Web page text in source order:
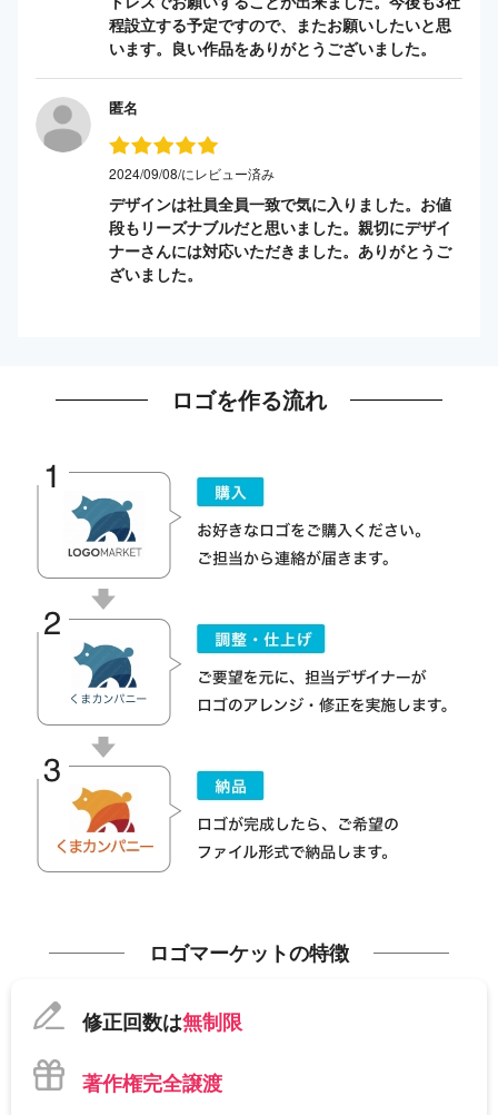
程設立する予定ですので、またお願いしたいと思
います。良い作品をありがとうございました。
匿名
2024/09/08/にレビュー済み
デザインは社員全員一致で気に入りました。お値
段もリーズナブルだと思いました。親切にデザイ
ナーさんには対応いただきました。ありがとうご
ざいました。
ロゴを作る流れ
ロゴマーケットの特徴
修正回数は無制限
著作権完全譲渡